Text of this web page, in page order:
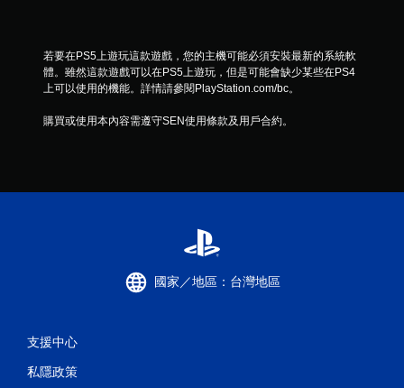
若要在PS5上遊玩這款遊戲，您的主機可能必須安裝最新的系統軟
體。雖然這款遊戲可以在PS5上遊玩，但是可能會缺少某些在PS4
上可以使用的機能。詳情請參閱PlayStation.com/bc。
購買或使用本內容需遵守SEN使用條款及用戶合約。
國家／地區：台灣地區
支援中心
私隱政策